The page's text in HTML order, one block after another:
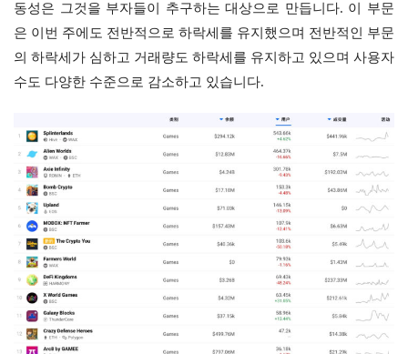
동성은 그것을 부자들이 추구하는 대상으로 만듭니다. 이 부문
은 이번 주에도 전반적으로 하락세를 유지했으며 전반적인 부문
의 하락세가 심하고 거래량도 하락세를 유지하고 있으며 사용자
수도 다양한 수준으로 감소하고 있습니다.